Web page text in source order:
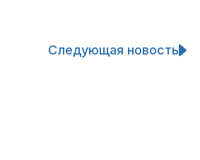
Следующая новость